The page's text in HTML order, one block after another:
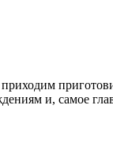
и, самое